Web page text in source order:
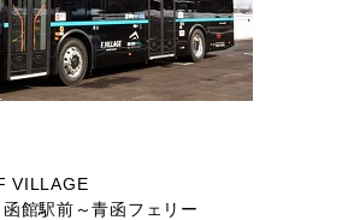
VILLAGE
館駅前～青函フェリー